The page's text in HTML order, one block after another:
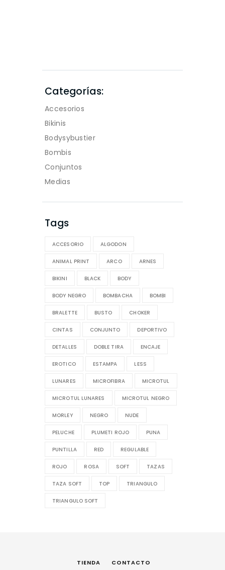
Categorías:
Accesorios
Bikinis
Bodysybustier
Bombis
Conjuntos
Medias
Tags
ACCESORIO ALGODON
ANIMAL PRINT ARCO ARNES
BIKINI BLACK BODY
BODY NEGRO BOMBACHA BOMBI
BRALETTE BUSTO CHOKER
CINTAS CONJUNTO DEPORTIVO
DETALLES DOBLE TIRA ENCAJE
EROTICO ESTAMPA LESS
LUNARES MICROFIBRA MICROTUL
MICROTUL LUNARES MICROTUL NEGRO
MORLEY NEGRO NUDE
PELUCHE PLUMETI ROJO PUNA
PUNTILLA RED REGULABLE
ROJO ROSA SOFT TAZAS
TAZA SOFT TOP TRIANGULO
TRIANGULO SOFT
TIENDA CONTACTO